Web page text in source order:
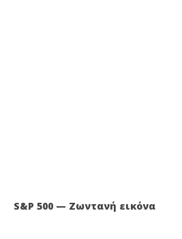
S&P 500 — Ζωντανή εικόνα